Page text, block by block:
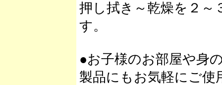
押し拭き～乾燥を２～
す。
●お子様のお部屋や身
製品にもお気軽にご使